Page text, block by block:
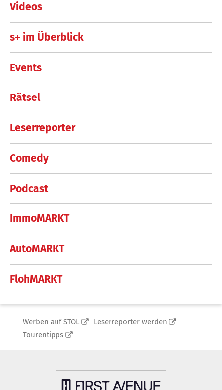
Videos
s+ im Überblick
Events
Rätsel
Leserreporter
Comedy
Podcast
ImmoMARKT
AutoMARKT
FlohMARKT
Werben auf STOL
Leserreporter werden
Tourentipps